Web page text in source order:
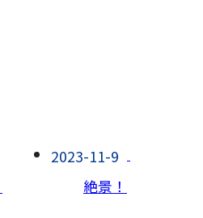
2023-11-9
絶景！